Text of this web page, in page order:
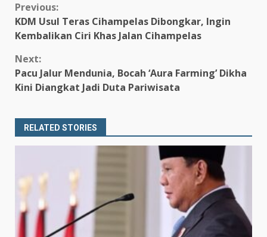
Continue
Reading
Previous:
KDM Usul Teras Cihampelas Dibongkar, Ingin
Kembalikan Ciri Khas Jalan Cihampelas
Next:
Pacu Jalur Mendunia, Bocah ‘Aura Farming’ Dikha
Kini Diangkat Jadi Duta Pariwisata
RELATED STORIES